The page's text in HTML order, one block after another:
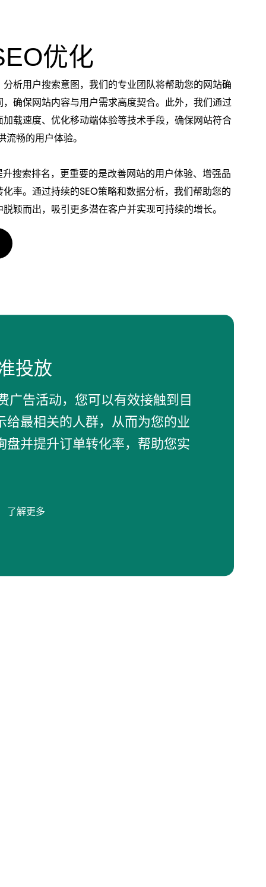
优化
析用户搜索意图，我们的专业团队将帮助您的网站确
确保网站内容与用户需求高度契合。此外，我们通过
载速度、优化移动端体验等技术手段，确保网站符合
畅的用户体验。
搜索排名，更重要的是改善网站的用户体验、增强品
率。通过持续的SEO策略和数据分析，我们帮助您的
颖而出，吸引更多潜在客户并实现可持续的增长。
投放
广告活动，您可以有效接触到目
给最相关的人群，从而为您的业
盘并提升订单转化率，帮助您实
了解更多